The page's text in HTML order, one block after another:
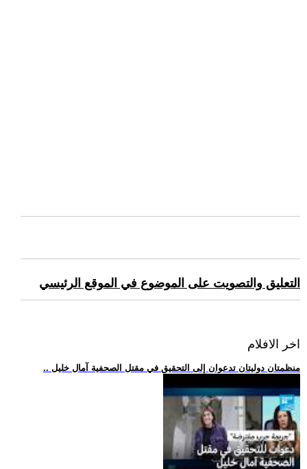
التعليق والتصويت على الموضوع في الموقع الرئيسي
اخر الافلام
.. منظمتان دوليتان تدعوان إلى التحقيق في مقتل الصحفية آمال خليل